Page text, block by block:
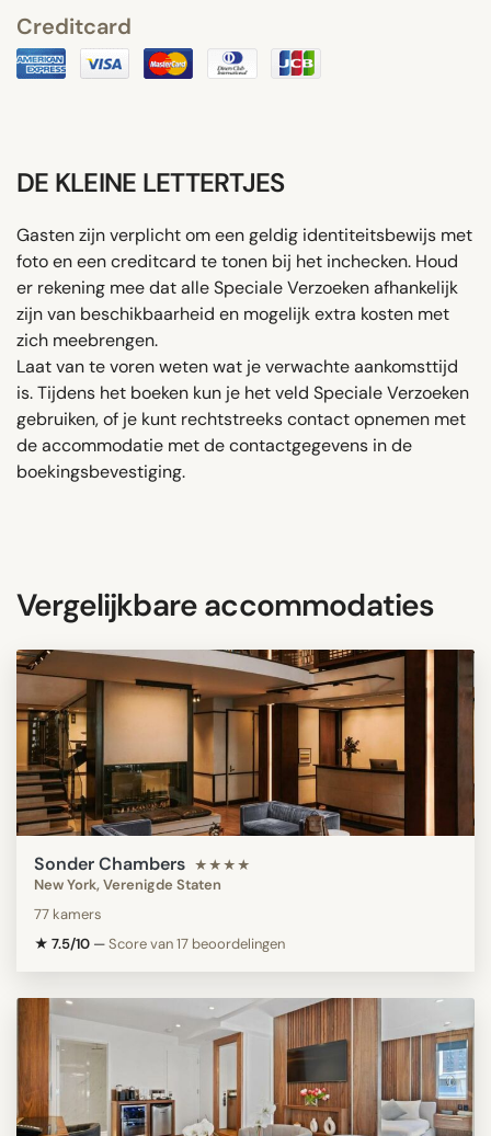
Creditcard
DE KLEINE LETTERTJES
Gasten zijn verplicht om een ​​geldig identiteitsbewijs met
foto en een creditcard te tonen bij het inchecken. Houd
er rekening mee dat alle Speciale Verzoeken afhankelijk
zijn van beschikbaarheid en mogelijk extra kosten met
zich meebrengen.
Laat van te voren weten wat je verwachte aankomsttijd
is. Tijdens het boeken kun je het veld Speciale Verzoeken
gebruiken, of je kunt rechtstreeks contact opnemen met
de accommodatie met de contactgegevens in de
boekingsbevestiging.
Vergelijkbare accommodaties
Sonder Chambers ★★★★
New York, Verenigde Staten
77 kamers
★ 7.5/10 —Score van 17 beoordelingen